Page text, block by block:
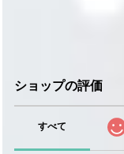
ショップの評価
すべて